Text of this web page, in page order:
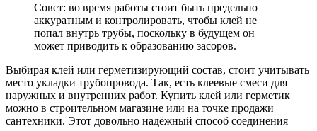
Совет: во время работы стоит быть предельно
аккуратным и контролировать, чтобы клей не
попал внутрь трубы, поскольку в будущем он
может приводить к образованию засоров.
Выбирая клей или герметизирующий состав, стоит учитывать
место укладки трубопровода. Так, есть клеевые смеси для
наружных и внутренних работ. Купить клей или герметик
можно в строительном магазине или на точке продажи
сантехники. Этот довольно надёжный способ соединения